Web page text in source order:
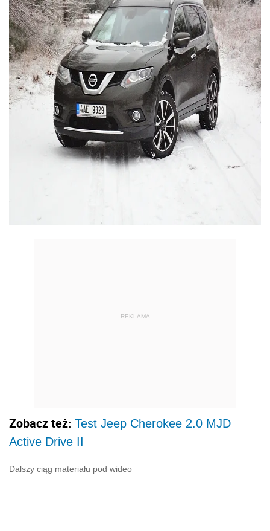
REKLAMA
Zobacz też: Test Jeep Cherokee 2.0 MJD
Active Drive II
Dalszy ciąg materiału pod wideo